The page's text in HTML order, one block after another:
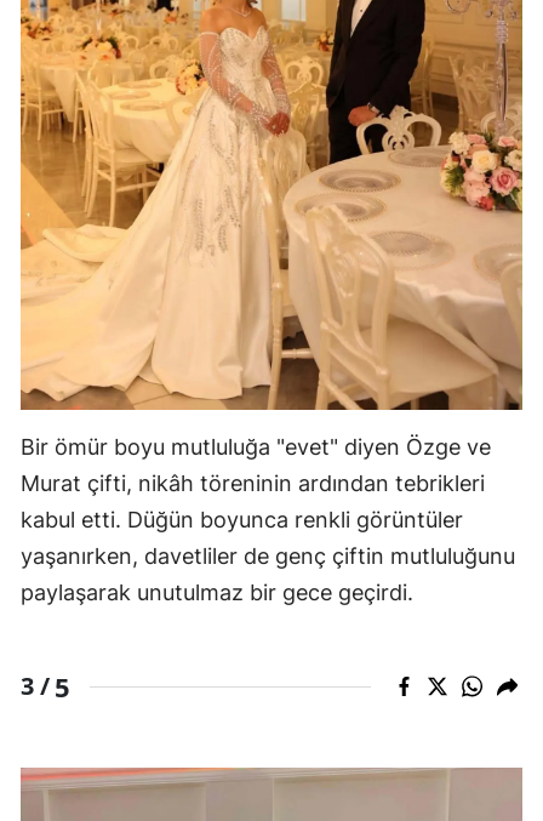
Bir ömür boyu mutluluğa "evet" diyen Özge ve
Murat çifti, nikâh töreninin ardından tebrikleri
kabul etti. Düğün boyunca renkli görüntüler
yaşanırken, davetliler de genç çiftin mutluluğunu
paylaşarak unutulmaz bir gece geçirdi.
3 /5